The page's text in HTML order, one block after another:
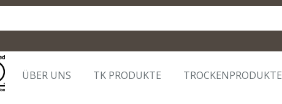
ÜBER UNS TK PRODUKTE TROCKENPRODUKTE